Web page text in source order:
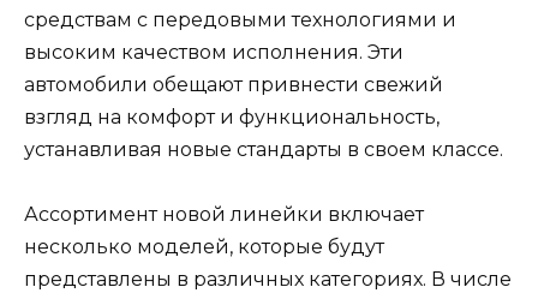
средствам с передовыми технологиями и
высоким качеством исполнения. Эти
автомобили обещают привнести свежий
взгляд на комфорт и функциональность,
устанавливая новые стандарты в своем классе.
Ассортимент новой линейки включает
несколько моделей, которые будут
представлены в различных категориях. В числе